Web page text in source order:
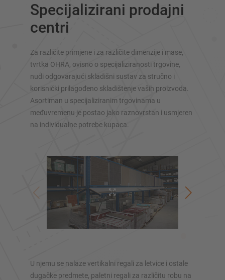
Specijalizirani prodajni
centri
Za različite primjene i za različite dimenzije i mase,
tvrtka OHRA, ovisno o specijaliziranosti trgovine,
nudi odgovarajući skladišni sustav za stručno i
korisnički prilagođeno skladištenje vaših proizvoda.
Asortiman u specijaliziranim trgovinama u
međuvremenu je postao jako raznovrstan i usmjeren
na individualne potrebe kupaca.
U njemu se nalaze vertikalni regali za letvice i ostale
dugačke predmete, paletni regali za različitu robu na
SUSTAVI SKLADIŠTENJA
Paletni regal
Automatski sustavi skladištenja
Regalne hale
Vertikalni sustavi regala
konfiguratorima – uključujući izravni upit